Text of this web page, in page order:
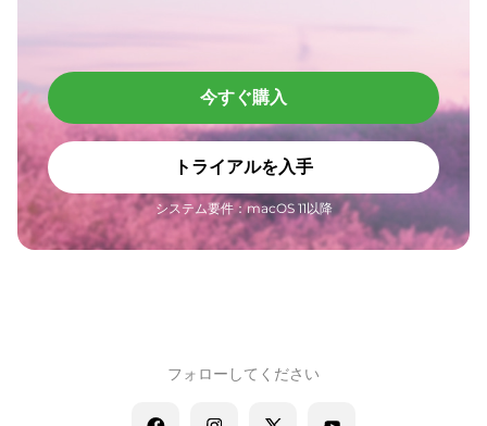
今すぐ購入
トライアルを入手
システム要件：macOS 11以降
フォローしてください